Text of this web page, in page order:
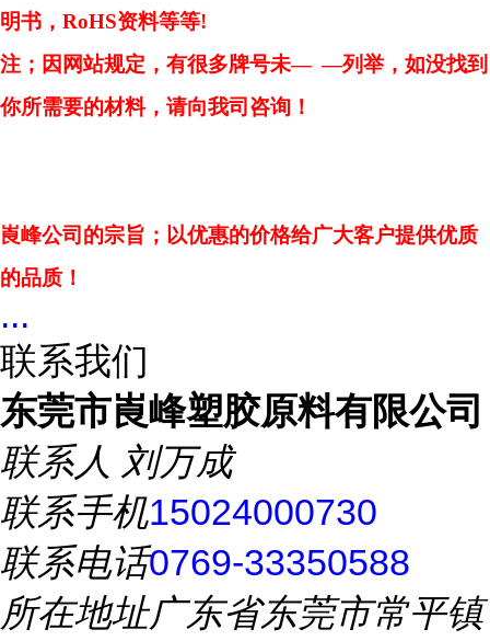
明书，RoHS资料等等!
注；因网站规定，有很多牌号未— —列举，如没找到
你所需要的材料，请向我司咨询！
崀峰公司的宗旨；以优惠的价格给广大客户提供优质
的品质！
...
联系我们
东莞市崀峰塑胶原料有限公司
联系人 刘万成
联系手机15024000730
联系电话0769-33350588
所在地址广东省东莞市常平镇